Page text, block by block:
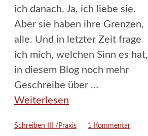
ich danach. Ja, ich liebe sie.
Aber sie haben ihre Grenzen,
alle. Und in letzter Zeit frage
ich mich, welchen Sinn es hat,
in diesem Blog noch mehr
Geschreibe über …
Weiterlesen
Kategorien
Schreiben III /Praxis 1 Kommentar